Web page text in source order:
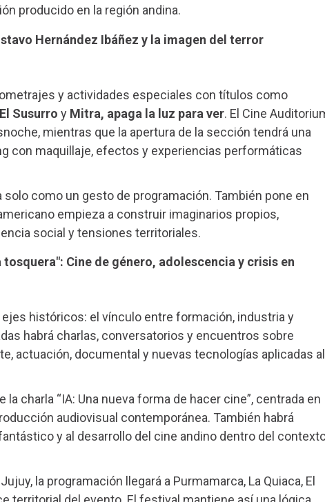
producido en la región andina.
Hernández Ibáñez y la imagen del terror
y actividades especiales con títulos como
El Susurro y Mitra, apaga la luz para ver. El Cine
mientras que la apertura de la sección tendrá una
con maquillaje, efectos y experiencias performáticas
como un gesto de programación. También pone en
empieza a construir imaginarios propios,
social y tensiones territoriales.
Cine de género, adolescencia y crisis en
históricos: el vínculo entre formación, industria y
habrá charlas, conversatorios y encuentros sobre
actuación, documental y nuevas tecnologías aplicadas al
charla “IA: Una nueva forma de hacer cine”, centrada en
audiovisual contemporánea. También habrá
y al desarrollo del cine andino dentro del
la programación llegará a Purmamarca, La Quiaca, El